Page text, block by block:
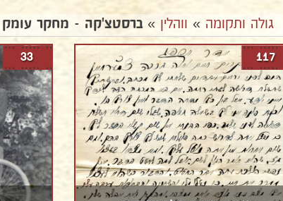
גולה ותקומה » ווהלין »ברסטצ'קה - מחקר עומק
117
33